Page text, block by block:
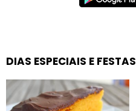
DIAS ESPECIAIS E FESTAS